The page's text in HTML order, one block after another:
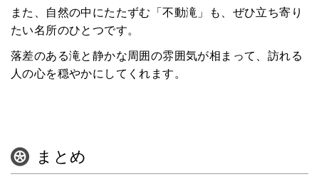
また、自然の中にたたずむ「不動滝」も、ぜひ立ち寄り
たい名所のひとつです。
落差のある滝と静かな周囲の雰囲気が相まって、訪れる
人の心を穏やかにしてくれます。
まとめ